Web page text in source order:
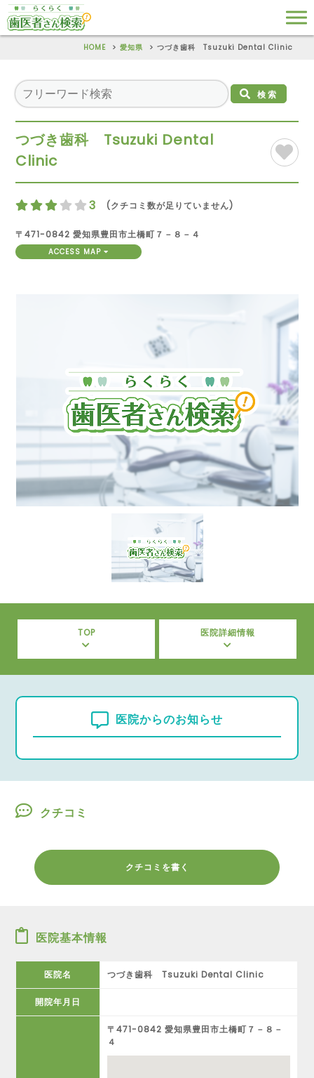
HOME 愛知県 つづき歯科 Tsuzuki Dental Clinic
検索
つづき歯科 Tsuzuki Dental
Clinic
3 (クチコミ数が足りていません)
〒471-0842 愛知県豊田市土橋町７－８－４
ACCESS MAP
TOP 医院詳細情報
医院からのお知らせ
クチコミ
クチコミを書く
医院基本情報
医院名 つづき歯科 Tsuzuki Dental Clinic
開院年月日
〒471-0842 愛知県豊田市土橋町７－８－
４